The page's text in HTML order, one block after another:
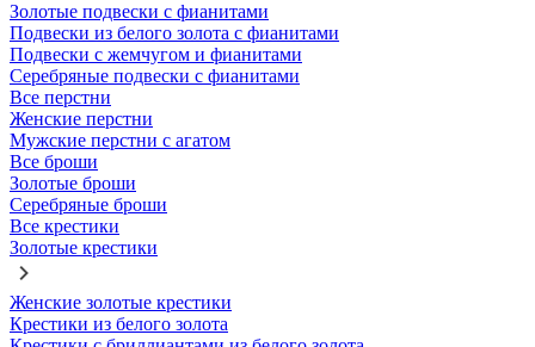
Золотые подвески с фианитами
Подвески из белого золота с фианитами
Подвески с жемчугом и фианитами
Серебряные подвески с фианитами
Все перстни
Женские перстни
Мужские перстни с агатом
Все броши
Золотые броши
Серебряные броши
Все крестики
Золотые крестики
Женские золотые крестики
Крестики из белого золота